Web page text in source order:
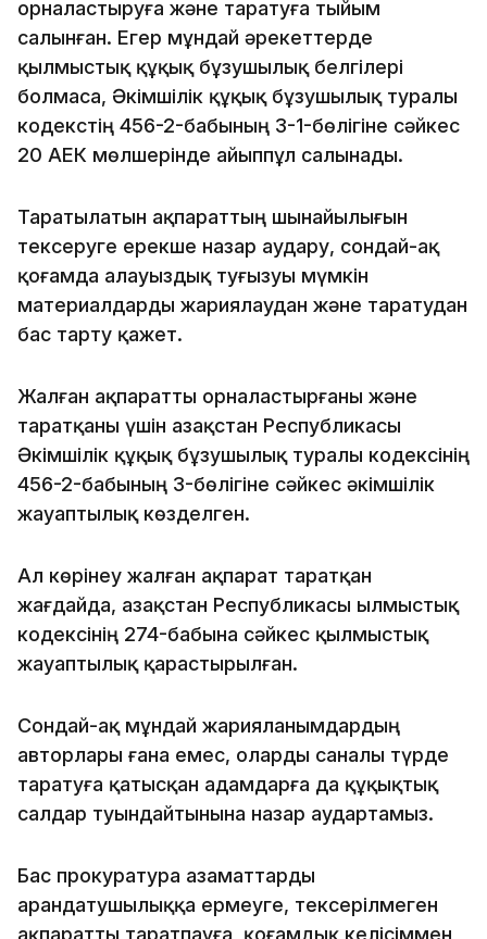
орналастыруға және таратуға тыйым
салынған. Егер мұндай әрекеттерде
қылмыстық құқық бұзушылық белгілері
болмаса, Әкімшілік құқық бұзушылық туралы
кодекстің 456-2-бабының 3-1-бөлігіне сәйкес
20 АЕК мөлшерінде айыппұл салынады.
Таратылатын ақпараттың шынайылығын
тексеруге ерекше назар аудару, сондай-ақ
қоғамда алауыздық туғызуы мүмкін
материалдарды жариялаудан және таратудан
бас тарту қажет.
Жалған ақпаратты орналастырғаны және
таратқаны үшін Қазақстан Республикасы
Әкімшілік құқық бұзушылық туралы кодексінің
456-2-бабының 3-бөлігіне сәйкес әкімшілік
жауаптылық көзделген.
Ал көрінеу жалған ақпарат таратқан
жағдайда, Қазақстан Республикасы Қылмыстық
кодексінің 274-бабына сәйкес қылмыстық
жауаптылық қарастырылған.
Сондай-ақ мұндай жарияланымдардың
авторлары ғана емес, оларды саналы түрде
таратуға қатысқан адамдарға да құқықтық
салдар туындайтынына назар аудартамыз.
Бас прокуратура азаматтарды
арандатушылыққа ермеуге, тексерілмеген
ақпаратты таратпауға, қоғамдық келісіммен